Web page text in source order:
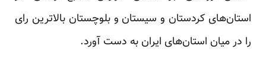
استان‌های کردستان و سیستان و بلوچستان بالاترین رای
را در میان استان‌های ایران به دست آورد.